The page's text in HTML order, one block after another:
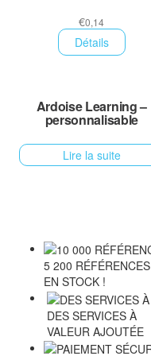
€0,14
Détails
Ardoise Learning –
personnalisable
Lire la suite
5 200 RÉFÉRENCES
EN STOCK !
DES SERVICES À
VALEUR AJOUTÉE